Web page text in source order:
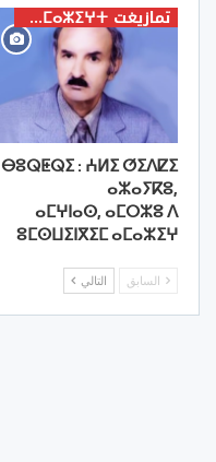
تمازيغت ⵜⴰⵎⴰⵣⵉⵖⵜ
ⴱⵓⵕⵟⵕⵉ : ⵄⵍⵉ ⵚⵉⴷⵇⵉ
ⴰⵣⴰⵢⴽⵓ,
ⴰⵎⵖⵏⴰⵙ, ⴰⵎⵔⵣⵓ ⴷ
ⵓⵎⵙⵡⵉⵏⴳⵉⵎ ⴰⵎⴰⵣⵉⵖ
السابق التالي